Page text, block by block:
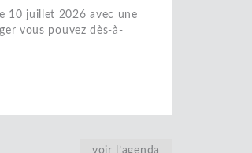
10 juillet 2026 avec une
vous pouvez dès-à-
voir l’agenda